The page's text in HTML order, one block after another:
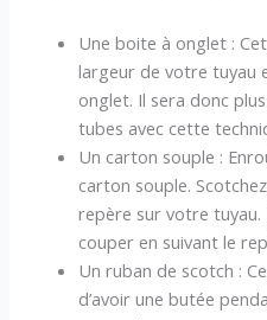
Une boite à onglet :
largeur de votre tuyau
onglet. Il sera donc
tubes avec cette
Un carton souple :
carton souple.
repère sur votre tuyau.
couper en suivant le
Un ruban de scotch :
d’avoir une butée